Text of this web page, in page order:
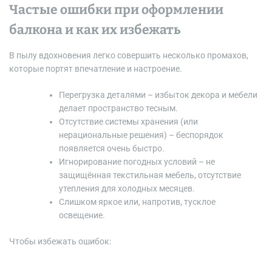
Частые ошибки при оформлении
балкона и как их избежать
В пылу вдохновения легко совершить несколько промахов,
которые портят впечатление и настроение.
Перегрузка деталями – избыток декора и мебели
делает пространство тесным.
Отсутствие системы хранения (или
нерациональные решения) – беспорядок
появляется очень быстро.
Игнорирование погодных условий – не
защищённая текстильная мебель, отсутствие
утепления для холодных месяцев.
Слишком яркое или, напротив, тусклое
освещение.
Чтобы избежать ошибок: